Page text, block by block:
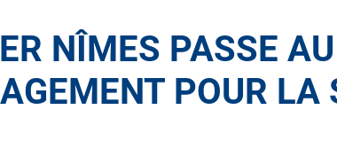
NÎMES PASSE
POUR